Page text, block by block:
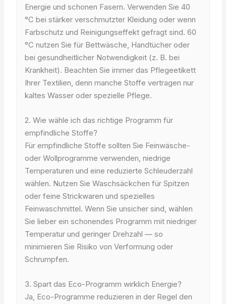
Energie und schonen Fasern. Verwenden Sie 40
°C bei stärker verschmutzter Kleidung oder wenn
Farbschutz und Reinigungseffekt gefragt sind. 60
°C nutzen Sie für Bettwäsche, Handtücher oder
bei gesundheitlicher Notwendigkeit (z. B. bei
Krankheit). Beachten Sie immer das Pflegeetikett
Ihrer Textilien, denn manche Stoffe vertragen nur
kaltes Wasser oder spezielle Pflege.
2. Wie wähle ich das richtige Programm für
empfindliche Stoffe?
Für empfindliche Stoffe sollten Sie Feinwäsche-
oder Wollprogramme verwenden, niedrige
Temperaturen und eine reduzierte Schleuderzahl
wählen. Nutzen Sie Waschsäckchen für Spitzen
oder feine Strickwaren und spezielles
Feinwaschmittel. Wenn Sie unsicher sind, wählen
Sie lieber ein schonendes Programm mit niedriger
Temperatur und geringer Drehzahl — so
minimieren Sie Risiko von Verformung oder
Schrumpfen.
3. Spart das Eco-Programm wirklich Energie?
Ja, Eco-Programme reduzieren in der Regel den